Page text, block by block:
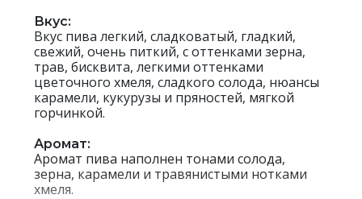
Вкус:
Вкус пива легкий, сладковатый, гладкий,
свежий, очень питкий, с оттенками зерна,
трав, бисквита, легкими оттенками
цветочного хмеля, сладкого солода, нюансы
карамели, кукурузы и пряностей, мягкой
горчинкой.
Аромат:
Аромат пива наполнен тонами солода,
зерна, карамели и травянистыми нотками
хмеля.